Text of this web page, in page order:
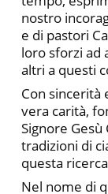
nostro
e di pastori
loro sforzi ad
altri a questi
Con sincerità
vera carità,
Signore
tradizioni di
questa
Nel nome di